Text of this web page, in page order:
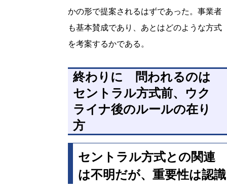
かの形で提案されるはずであった。事業者
も基本賛成であり、あとはどのような方式
を考案するかである。
終わりに 問われるのは
セントラル方式前、ウク
ライナ後のルールの在り
方
セントラル方式との関連
は不明だが、重要性は認識